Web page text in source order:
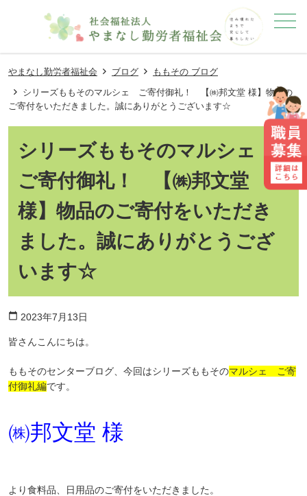
メニュー
やまなし勤労者福祉会 ブログ
ももその ブログ
シリーズももそのマルシェ ご寄付御礼！ 【㈱邦文堂 様】物品の
ご寄付をいただきました。誠にありがとうございます☆
シリーズももそのマルシェ
ご寄付御礼！ 【㈱邦文堂
様】物品のご寄付をいただき
ました。誠にありがとうござ
います☆
calendar_today 2023年7月13日
皆さんこんにちは。
ももそのセンターブログ、今回はシリーズももそのマルシェ ご寄
付御礼編です。
㈱邦文堂 様
より食料品、日用品のご寄付をいただきました。